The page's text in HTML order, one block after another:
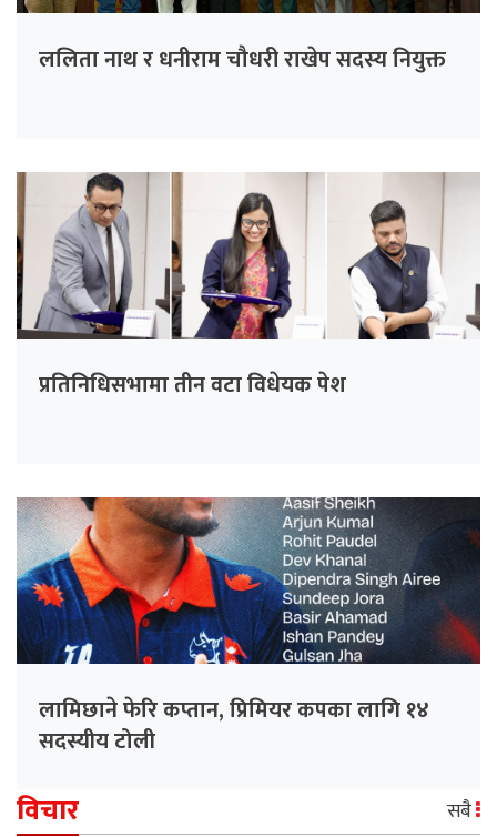
ललिता नाथ र धनीराम चौधरी राखेप सदस्य नियुक्त
प्रतिनिधिसभामा तीन वटा विधेयक पेश
लामिछाने फेरि कप्तान, प्रिमियर कपका लागि १४
सदस्यीय टोली
विचार सबै